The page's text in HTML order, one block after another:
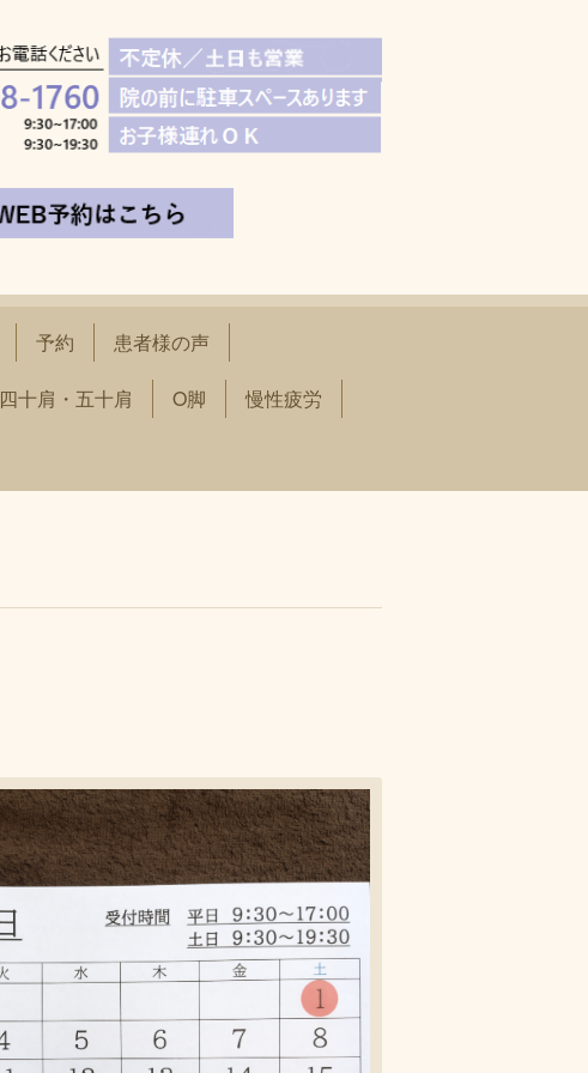
予約 患者様の声
四十肩・五十肩 O脚 慢性疲労